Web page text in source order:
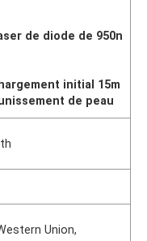
de diode de 950n
initial 15m
de peau
Union,